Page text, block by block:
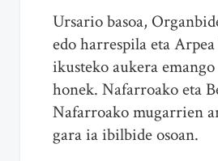
Ursario basoa,
edo harrespila eta
ikusteko aukera
honek. Nafarroako eta
Nafarroako mugarrien
gara ia ibilbide osoan.